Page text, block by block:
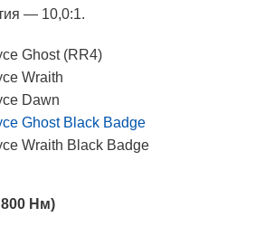
— 10,0:1.
Ghost (RR4)
Wraith
Dawn
Ghost Black Badge
Wraith Black Badge
800 Нм)